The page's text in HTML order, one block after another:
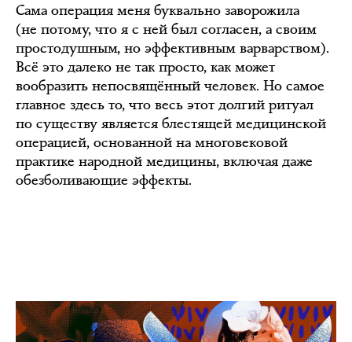
Сама операция меня буквально заворожила
(не потому, что я с ней был согласен, а своим
простодушным, но эффективным варварством).
Всё это далеко не так просто, как может
вообразить непосвящённый человек. Но самое
главное здесь то, что весь этот долгий ритуал
по существу является блестящей медицинской
операцией, основанной на многовековой
практике народной медицины, включая даже
обезболивающие эффекты.